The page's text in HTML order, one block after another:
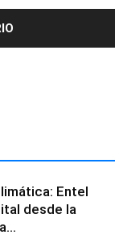
Entel
desde la